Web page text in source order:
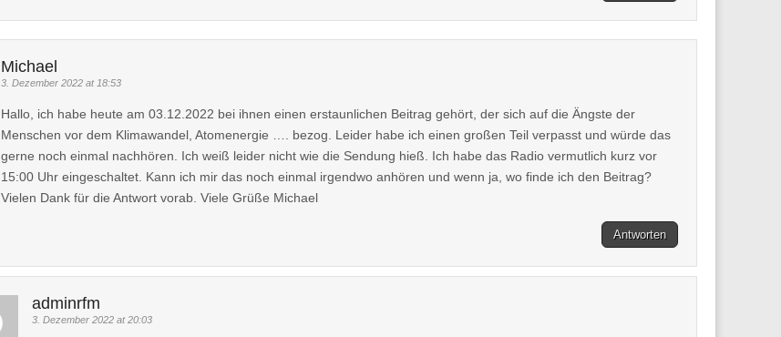
Michael
3. Dezember 2022 at 18:53
Hallo, ich habe heute am 03.12.2022 bei ihnen einen erstaunlichen Beitrag gehört, der sich auf die Ängste der
Menschen vor dem Klimawandel, Atomenergie …. bezog. Leider habe ich einen großen Teil verpasst und würde das
gerne noch einmal nachhören. Ich weiß leider nicht wie die Sendung hieß. Ich habe das Radio vermutlich kurz vor
15:00 Uhr eingeschaltet. Kann ich mir das noch einmal irgendwo anhören und wenn ja, wo finde ich den Beitrag?
Vielen Dank für die Antwort vorab. Viele Grüße Michael
Antworten
adminrfm
3. Dezember 2022 at 20:03